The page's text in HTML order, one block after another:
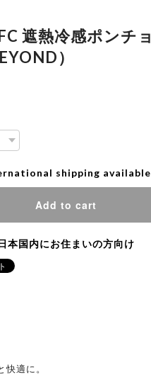
遮熱冷感ポンチョ
）
shipping available
Add to cart
本国内にお住まいの方向け
快適に。